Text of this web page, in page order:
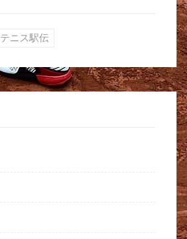
テニス駅伝